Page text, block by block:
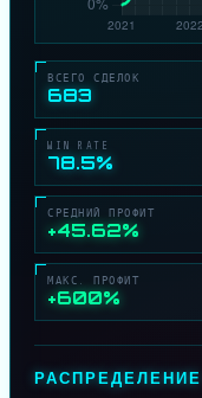
ВСЕГО СДЕЛОК
683
WIN RATE
78.5%
СРЕДНИЙ ПРОФИТ
+45.62%
МАКС. ПРОФИТ
+600%